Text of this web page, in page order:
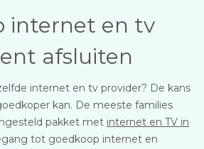
internet en tv
afsluiten
internet en tv provider? De kans
kan. De meeste families
pakket met internet en TV in
tot goedkoop internet en